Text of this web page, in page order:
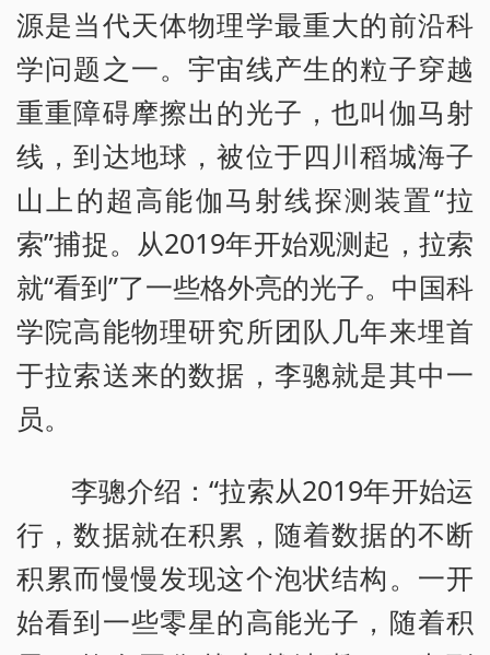
源是当代天体物理学最重大的前沿科
学问题之一。宇宙线产生的粒子穿越
重重障碍摩擦出的光子，也叫伽马射
线，到达地球，被位于四川稻城海子
山上的超高能伽马射线探测装置“拉
索”捕捉。从2019年开始观测起，拉索
就“看到”了一些格外亮的光子。中国科
学院高能物理研究所团队几年来埋首
于拉索送来的数据，李骢就是其中一
员。
李骢介绍：“拉索从2019年开始运
行，数据就在积累，随着数据的不断
积累而慢慢发现这个泡状结构。一开
始看到一些零星的高能光子，随着积